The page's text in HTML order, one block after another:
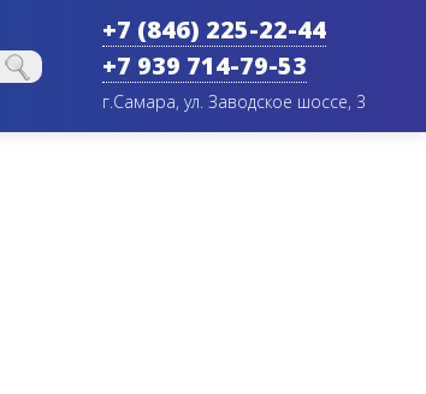
+7 (846) 225-22-44
+7 939 714-79-53
г.Самара, ул. Заводское шоссе, 3